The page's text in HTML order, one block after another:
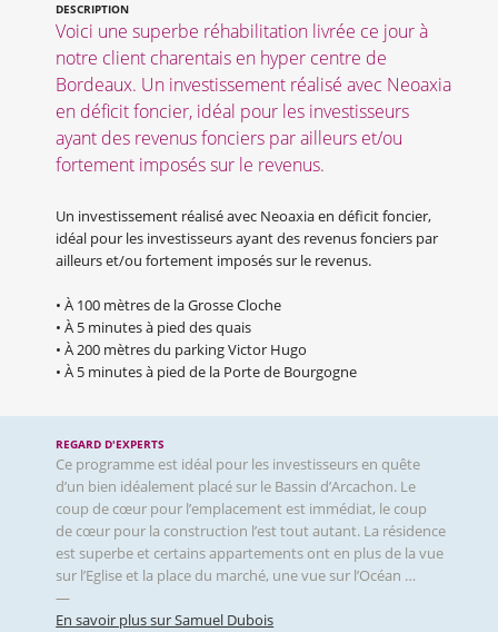
DESCRIPTION
Voici une superbe réhabilitation livrée ce jour à
notre client charentais en hyper centre de
Bordeaux. Un investissement réalisé avec Neoaxia
en déficit foncier, idéal pour les investisseurs
ayant des revenus fonciers par ailleurs et/ou
fortement imposés sur le revenus.
Un investissement réalisé avec Neoaxia en déficit foncier,
idéal pour les investisseurs ayant des revenus fonciers par
ailleurs et/ou fortement imposés sur le revenus.
• À 100 mètres de la Grosse Cloche
• À 5 minutes à pied des quais
• À 200 mètres du parking Victor Hugo
• À 5 minutes à pied de la Porte de Bourgogne
REGARD D'EXPERTS
Ce programme est idéal pour les investisseurs en quête
d’un bien idéalement placé sur le Bassin d’Arcachon. Le
coup de cœur pour l’emplacement est immédiat, le coup
de cœur pour la construction l’est tout autant. La résidence
est superbe et certains appartements ont en plus de la vue
sur l’Eglise et la place du marché, une vue sur l’Océan …
—
En savoir plus sur Samuel Dubois